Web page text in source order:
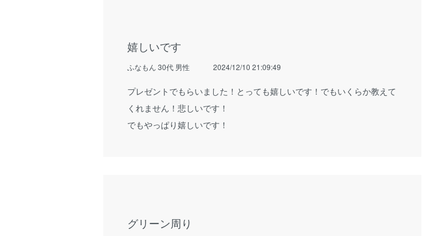
嬉しいです
ふなもん 30代 男性 2024/12/10 21:09:49
プレゼントでもらいました！とっても嬉しいです！でもいくらか教えて
くれません！悲しいです！
でもやっぱり嬉しいです！
グリーン周り